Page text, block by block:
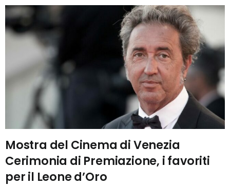
Mostra del Cinema di Venezia
Cerimonia di Premiazione, i favoriti
per il Leone d’Oro